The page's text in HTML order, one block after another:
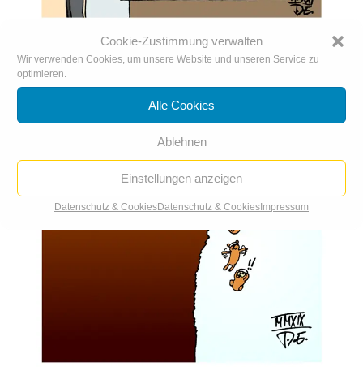
Cookie-Zustimmung verwalten
Wir verwenden Cookies, um unsere Website und unseren Service zu
optimieren.
Alle Cookies
Ablehnen
Einstellungen anzeigen
Datenschutz & CookiesDatenschutz & Cookies Impressum